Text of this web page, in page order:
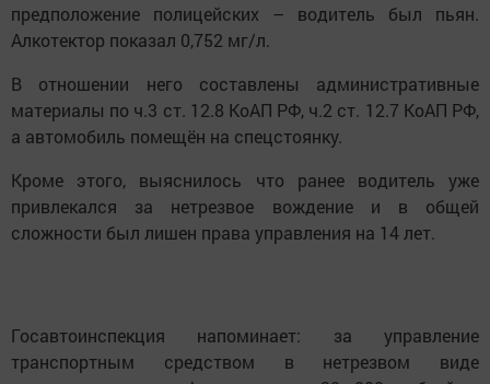
предположение полицейских – водитель был пьян.
Алкотектор показал 0,752 мг/л.
В отношении него составлены административные
материалы по ч.3 ст. 12.8 КоАП РФ, ч.2 ст. 12.7 КоАП РФ,
а автомобиль помещён на спецстоянку.
Кроме этого, выяснилось что ранее водитель уже
привлекался за нетрезвое вождение и в общей
сложности был лишен права управления на 14 лет.
Госавтоинспекция напоминает: за управление
транспортным средством в нетрезвом виде